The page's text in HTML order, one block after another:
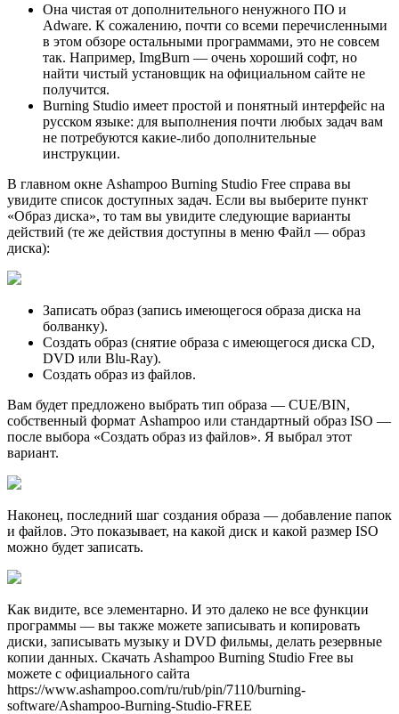
Она чистая от дополнительного ненужного ПО и
Adware. К сожалению, почти со всеми перечисленными
в этом обзоре остальными программами, это не совсем
так. Например, ImgBurn — очень хороший софт, но
найти чистый установщик на официальном сайте не
получится.
Burning Studio имеет простой и понятный интерфейс на
русском языке: для выполнения почти любых задач вам
не потребуются какие-либо дополнительные
инструкции.
В главном окне Ashampoo Burning Studio Free справа вы
увидите список доступных задач. Если вы выберите пункт
«Образ диска», то там вы увидите следующие варианты
действий (те же действия доступны в меню Файл — образ
диска):
Записать образ (запись имеющегося образа диска на
болванку).
Создать образ (снятие образа с имеющегося диска CD,
DVD или Blu-Ray).
Создать образ из файлов.
Вам будет предложено выбрать тип образа — CUE/BIN,
собственный формат Ashampoo или стандартный образ ISO —
после выбора «Создать образ из файлов». Я выбрал этот
вариант.
Наконец, последний шаг создания образа — добавление папок
и файлов. Это показывает, на какой диск и какой размер ISO
можно будет записать.
Как видите, все элементарно. И это далеко не все функции
программы — вы также можете записывать и копировать
диски, записывать музыку и DVD фильмы, делать резервные
копии данных. Скачать Ashampoo Burning Studio Free вы
можете с официального сайта
https://www.ashampoo.com/ru/rub/pin/7110/burning-
software/Ashampoo-Burning-Studio-FREE